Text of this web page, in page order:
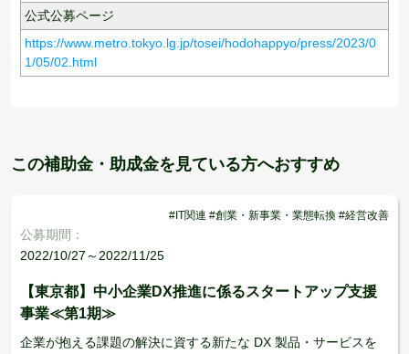
公式公募ページ
https://www.metro.tokyo.lg.jp/tosei/hodohappyo/press/2023/0
1/05/02.html
この補助金・助成金を見ている方へおすすめ
#IT関連 #創業・新事業・業態転換 #経営改善
公募期間：
2022/10/27～2022/11/25
【東京都】中小企業DX推進に係るスタートアップ支援
事業≪第1期≫
企業が抱える課題の解決に資する新たな DX 製品・サービスを